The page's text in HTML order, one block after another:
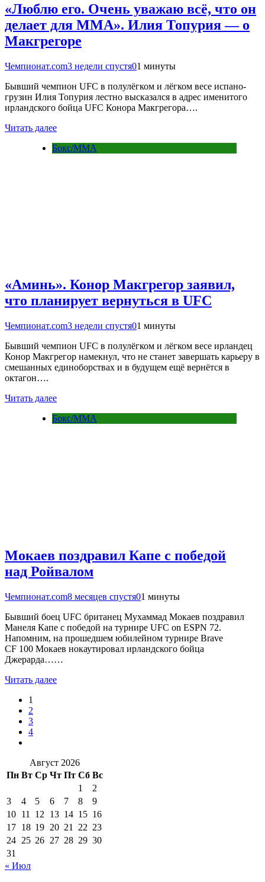
«Люблю его. Очень уважаю всё, что он
делает для ММА». Илия Топурия — о
Макгрегоре
Чемпионат.com3 недели спустя01 минуты
Бывший чемпион UFC в полулёгком и лёгком весе испано-
грузин Илия Топурия лестно высказался в адрес именитого
ирландского бойца UFC Конора Макгрегора….
Читать далее
Бокс/MMA
«Аминь». Конор Макгрегор заявил,
что планирует вернуться в UFC
Чемпионат.com3 недели спустя01 минуты
Бывший чемпион UFC в полулёгком и лёгком весе ирландец
Конор Макгрегор намекнул, что не станет завершать карьеру в
смешанных единоборствах и в будущем ещё вернётся в
октагон….
Читать далее
Бокс/MMA
Мокаев поздравил Капе с победой
над Ройвалом
Чемпионат.com8 месяцев спустя01 минуты
Бывший боец UFC британец Мухаммад Мокаев поздравил
Манеля Капе с победой на турнире UFC on ESPN 72.
Напомним, на прошедшем юбилейном турнире Brave
CF 100 Мокаев нокаутировал ирландского бойца
Джерарда……
Читать далее
1
2
3
4
Август 2026
Пн Вт Ср Чт Пт Сб Вс
1
2
3
4 5 6 7 8
9
10 11 12 13 14 15 16
17 18 19 20 21 22 23
24 25 26 27 28 29 30
31
« Июл